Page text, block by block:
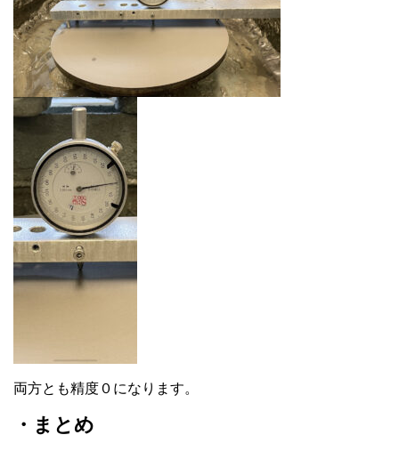
両方とも精度０になります。
・まとめ